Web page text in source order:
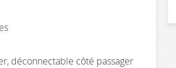
déconnectable côté passager